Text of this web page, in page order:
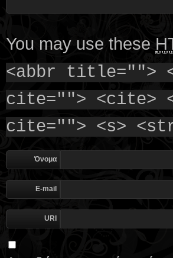
You may use these
<abbr title="">
cite=""> <cite>
cite=""> <s>
Όνομα
E-mail
URI